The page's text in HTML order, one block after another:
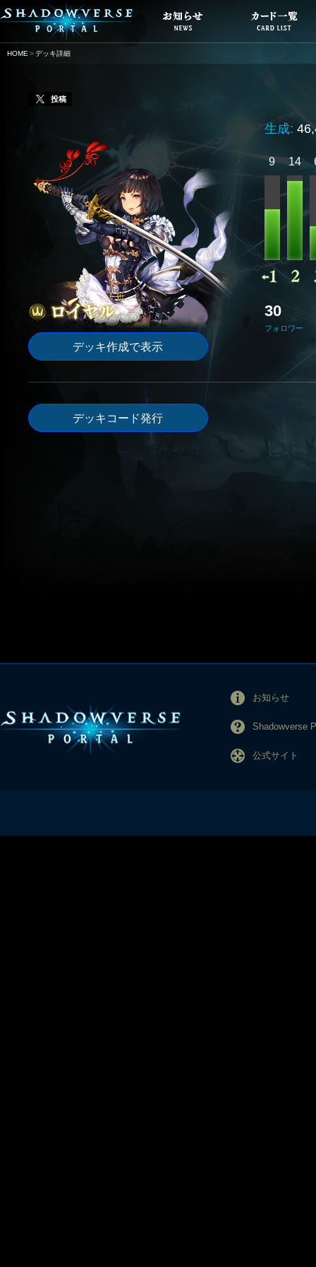
HOME デッキ詳細
投稿
デッキ作成で表示
生成:
9 14
30
フォロワー
デッキコード発行
お知らせ
Shadowverse
公式サイト